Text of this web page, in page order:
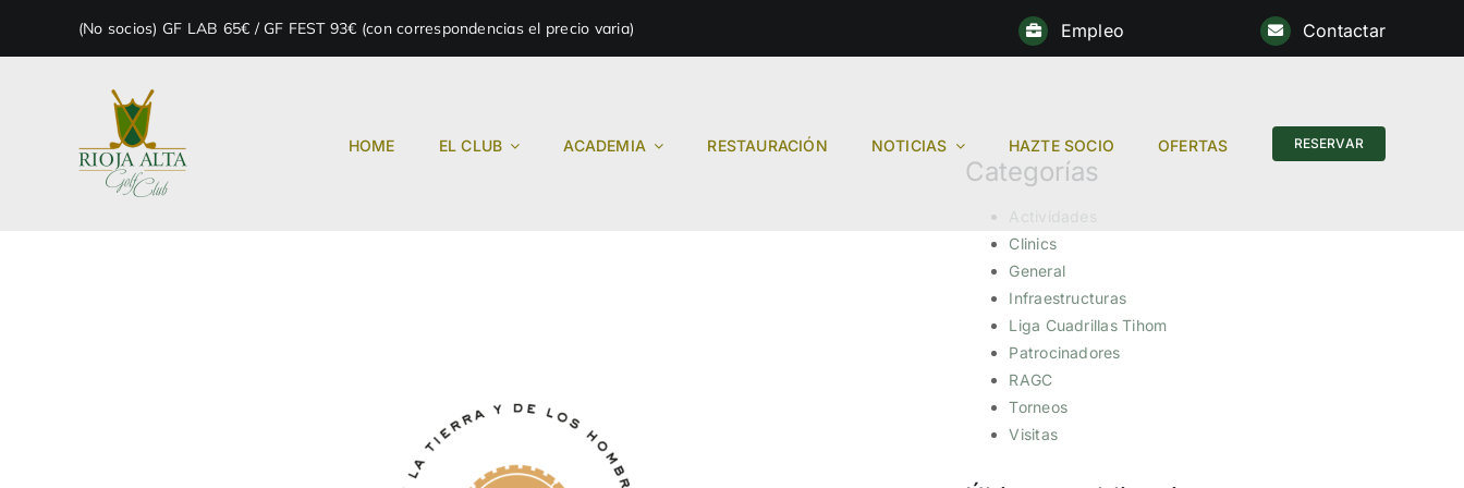
(No socios) GF LAB 65€ / GF FEST 93€ (con correspondencias el precio varia) Empleo Contactar
HOME EL CLUB ACADEMIA RESTAURACIÓN NOTICIAS HAZTE SOCIO OFERTAS RESERVAR
Categorías
Clinics
General
Infraestructuras
Liga Cuadrillas Tihom
Patrocinadores
RAGC
Torneos
Visitas